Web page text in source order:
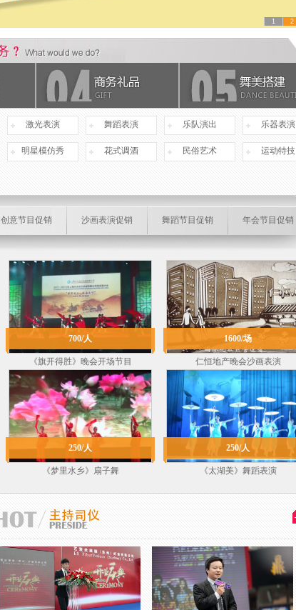
1 2
激光表演 舞蹈表演 乐队演出 乐器表演
明星模仿秀 花式调酒 民俗艺术 运动特技
创意节目促销 沙画表演促销 舞蹈节目促销 年会节目促销
700/人
《旗开得胜》晚会开场节目
1600/场
仁恒地产晚会沙画表演
250/人
《梦里水乡》扇子舞
250/人
《太湖美》舞蹈表演